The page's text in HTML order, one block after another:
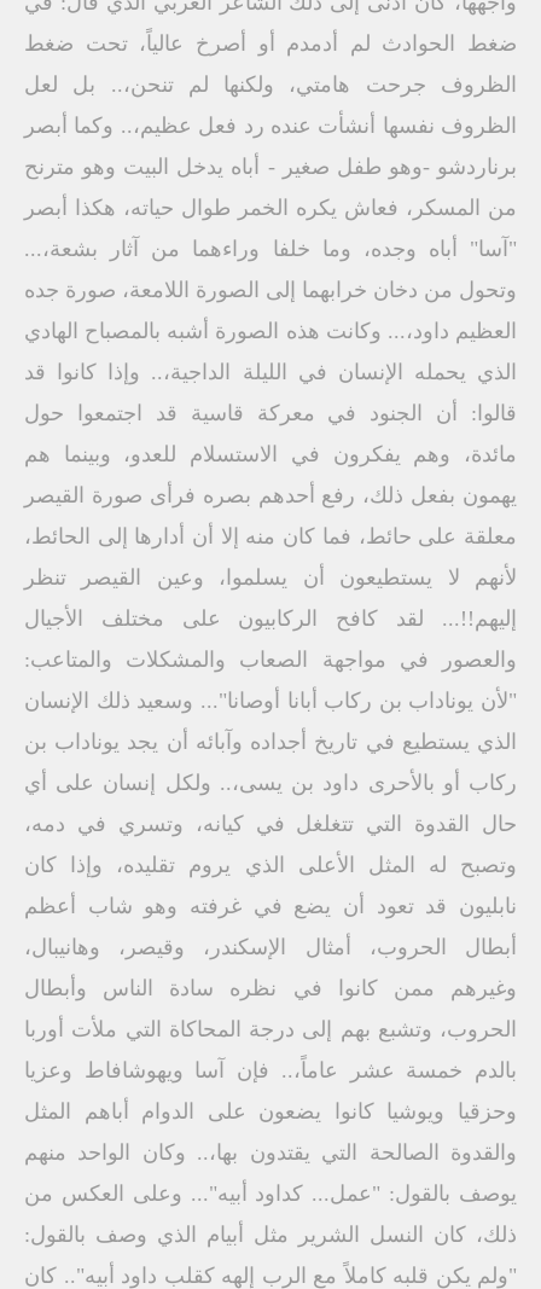
ضغط الحوادث لم أدمدم أو أصرخ عالياً، تحت ضغط
الظروف جرحت هامتي، ولكنها لم تنحن،.. بل لعل
الظروف نفسها أنشأت عنده رد فعل عظيم،.. وكما أبصر
برناردشو -وهو طفل صغير - أباه يدخل البيت وهو مترنح
من المسكر، فعاش يكره الخمر طوال حياته، هكذا أبصر
"آسا" أباه وجده، وما خلفا وراءهما من آثار بشعة،...
وتحول من دخان خرابهما إلى الصورة اللامعة، صورة جده
العظيم داود،... وكانت هذه الصورة أشبه بالمصباح الهادي
الذي يحمله الإنسان في الليلة الداجية،.. وإذا كانوا قد
قالوا: أن الجنود في معركة قاسية قد اجتمعوا حول
مائدة، وهم يفكرون في الاستسلام للعدو، وبينما هم
يهمون بفعل ذلك، رفع أحدهم بصره فرأى صورة القيصر
معلقة على حائط، فما كان منه إلا أن أدارها إلى الحائط،
لأنهم لا يستطيعون أن يسلموا، وعين القيصر تنظر
إليهم!!... لقد كافح الركابيون على مختلف الأجيال
والعصور في مواجهة الصعاب والمشكلات والمتاعب:
"لأن يوناداب بن ركاب أبانا أوصانا"... وسعيد ذلك الإنسان
الذي يستطيع في تاريخ أجداده وآبائه أن يجد يوناداب بن
ركاب أو بالأحرى داود بن يسى،.. ولكل إنسان على أي
حال القدوة التي تتغلغل في كيانه، وتسري في دمه،
وتصبح له المثل الأعلى الذي يروم تقليده، وإذا كان
نابليون قد تعود أن يضع في غرفته وهو شاب أعظم
أبطال الحروب، أمثال الإسكندر، وقيصر، وهانيبال،
وغيرهم ممن كانوا في نظره سادة الناس وأبطال
الحروب، وتشبع بهم إلى درجة المحاكاة التي ملأت أوربا
بالدم خمسة عشر عاماً،.. فإن آسا ويهوشافاط وعزيا
وحزقيا ويوشيا كانوا يضعون على الدوام أباهم المثل
والقدوة الصالحة التي يقتدون بها،.. وكان الواحد منهم
يوصف بالقول: "عمل... كداود أبيه"... وعلى العكس من
ذلك، كان النسل الشرير مثل أبيام الذي وصف بالقول:
"ولم يكن قلبه كاملاً مع الرب إلهه كقلب داود أبيه".. كان